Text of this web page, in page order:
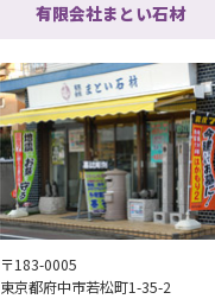
有限会社まとい石材
〒183-0005
東京都府中市若松町1-35-2